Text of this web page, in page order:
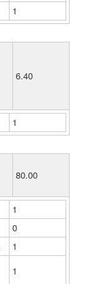
1
6.40
1
80.00
1
0
1
1